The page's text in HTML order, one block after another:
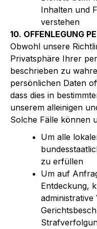
Inhalten und
verstehen
10. OFFENLEGUNG
Obwohl unsere
Privatsphäre Ihrer
beschrieben zu
persönlichen Daten
dass dies in
unserem alleinigen
Solche Fälle können
Um alle
zu erfüllen
Um auf
Entdeckung,